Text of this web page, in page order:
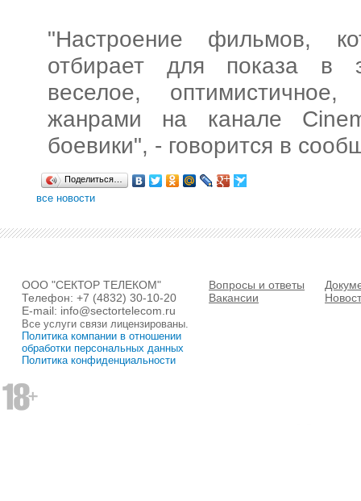
"Настроение фильмов,
отбирает для показа в
веселое,
жанрами на канале
боевики", - говорится в
Поделиться…
все новости
ООО "СЕКТОР ТЕЛЕКОМ"
Телефон: +7 (4832) 30-10-20
E-mail: info@sectortelecom.ru
Все услуги связи лицензированы.
Политика компании в отношении
обработки персональных данных
Политика конфиденциальности
Вопросы и ответы
Вакансии